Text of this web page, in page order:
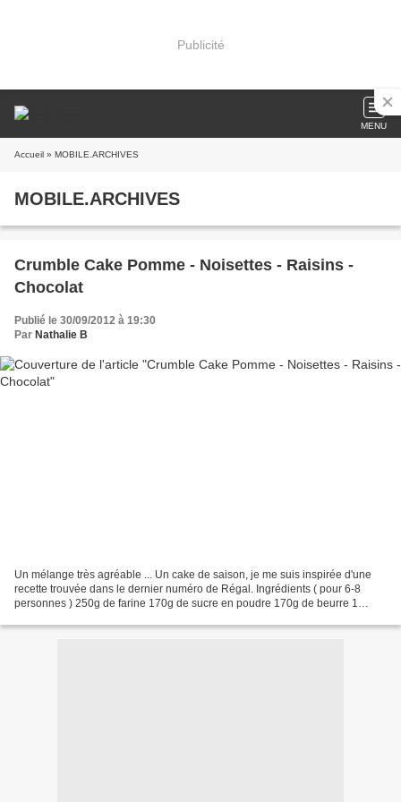
Publicité
MENU
Accueil » MOBILE.ARCHIVES
MOBILE.ARCHIVES
Crumble Cake Pomme - Noisettes - Raisins -
Chocolat
Publié le 30/09/2012 à 19:30
Par Nathalie B
Un mélange très agréable ... Un cake de saison, je me suis inspirée d'une
recette trouvée dans le dernier numéro de Régal. Ingrédients ( pour 6-8
personnes ) 250g de farine 170g de sucre en poudre 170g de beurre 1